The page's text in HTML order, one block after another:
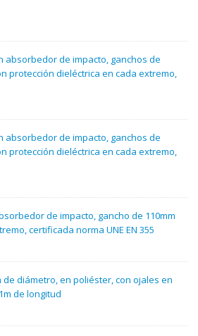
absorbedor de impacto, ganchos de
protección dieléctrica en cada extremo,
absorbedor de impacto, ganchos de
protección dieléctrica en cada extremo,
de impacto, gancho de 110mm
certificada norma UNE EN 355
de diámetro, en poliéster, con ojales en
de longitud